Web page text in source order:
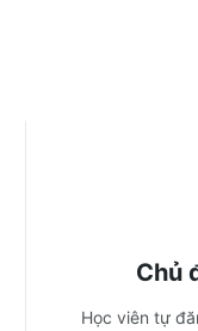
Chủ
Học viên tự